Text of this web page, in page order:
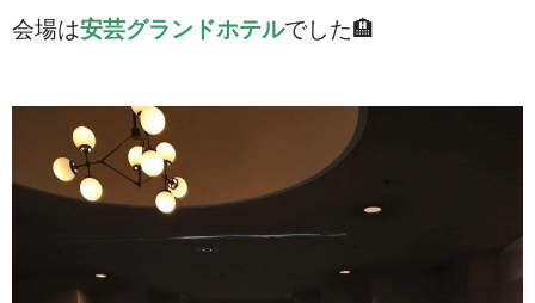
会場は安芸グランドホテルでした🏨